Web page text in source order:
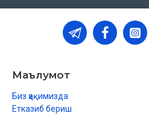
Маълумот
Биз ҳақимизда
Етказиб бериш